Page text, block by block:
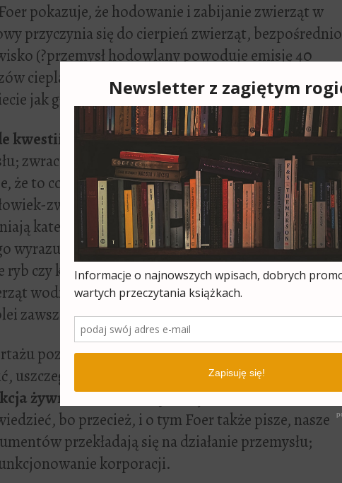
pokazuje, że hodowanie i zabijanie zwierząt w
przyczynia się do cierpień zwierząt, bezpośrednio
(?przemysł hodowlany powoduje emisję 40
cieplarnianych niż transport?), wiąże się z takimi
jak głód czy ingerencja w bioróżnorodność.
kwestii
w swym reportażu ? pokazuje mechanizm
zwraca uwagę na język, jakim opisujemy zjadanie
że to co wydaje nam się naturalne ? gatunkowe
zwierzęta wcale takim nie jest (niektóre
kategorii zwierzęcia, nie posiadają także
wyrazu); podaje konkretne fakty ? ile np. zwierząt
ryb czy krewetek (np. na 1 kg. krewetek przypada 30
wodnych); wskazuje na fakt uprzedmiotowienia
zawsze łączy się z przemocą.
pozostawia nas z pytaniem: na ile cierpienia
uszczegóławiając –
ile cierpienia zwierząt może
żywności?Warto się nad tym zastanowić i
bo przecież, i o tym Foer także pisze, nasze
przekładają się na działanie przemysłu;
korporacji.